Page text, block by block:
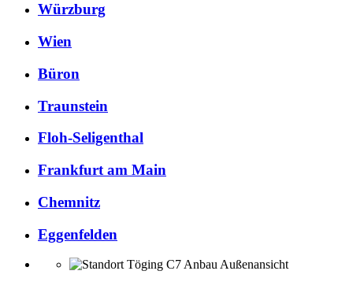
Würzburg
Wien
Büron
Traunstein
Floh-Seligenthal
Frankfurt am Main
Chemnitz
Eggenfelden